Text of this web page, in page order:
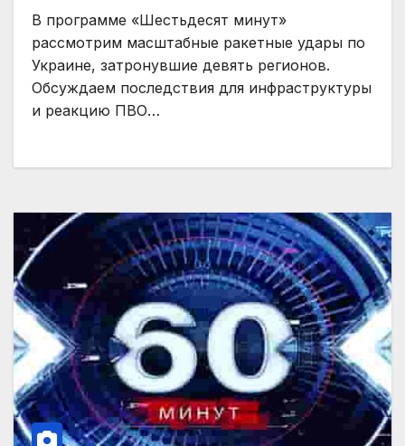
В программе «Шестьдесят минут»
рассмотрим масштабные ракетные удары по
Украине, затронувшие девять регионов.
Обсуждаем последствия для инфраструктуры
и реакцию ПВО…